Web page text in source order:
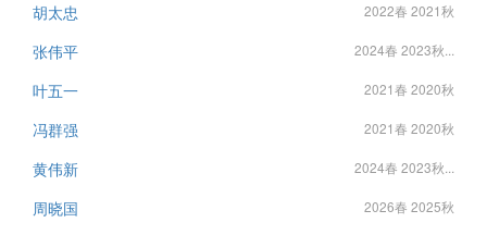
胡太忠 2022春 2021秋
张伟平 2024春 2023秋...
叶五一 2021春 2020秋
冯群强 2021春 2020秋
黄伟新 2024春 2023秋...
周晓国 2026春 2025秋